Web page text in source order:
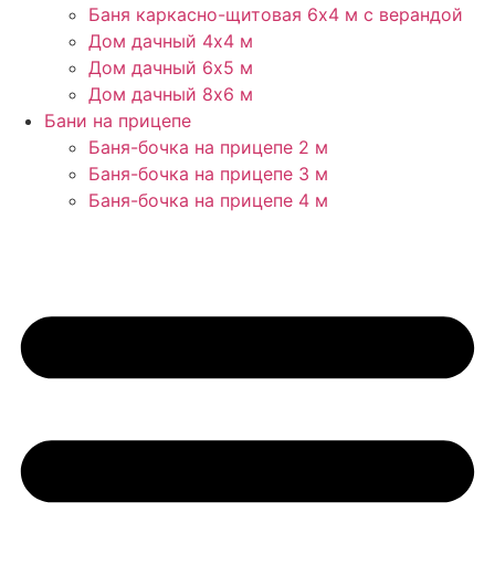
Баня каркасно-щитовая 6х4 м с верандой
Дом дачный 4х4 м
Дом дачный 6х5 м
Дом дачный 8х6 м
Бани на прицепе
Баня-бочка на прицепе 2 м
Баня-бочка на прицепе 3 м
Баня-бочка на прицепе 4 м